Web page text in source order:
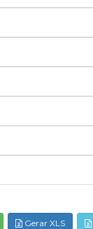
Gerar XLS